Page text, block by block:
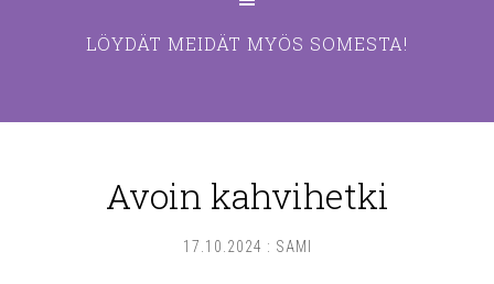
LÖYDÄT MEIDÄT MYÖS SOMESTA!
Avoin kahvihetki
17.10.2024 : SAMI